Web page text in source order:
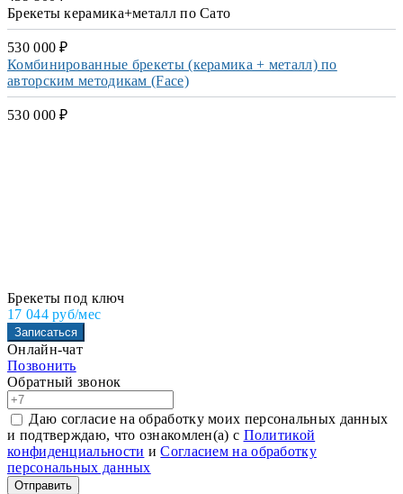
Брекеты керамика+металл по Сато
530 000 ₽
Комбинированные брекеты (керамика + металл) по
авторским методикам (Face)
530 000 ₽
Брекеты под ключ
17 044 руб/мес
Записаться
Онлайн-чат
Позвонить
Обратный звонок
Даю согласие на обработку моих персональных данных
и подтверждаю, что ознакомлен(а) с Политикой
конфиденциальности иСогласием на обработку
персональных данных
Отправить